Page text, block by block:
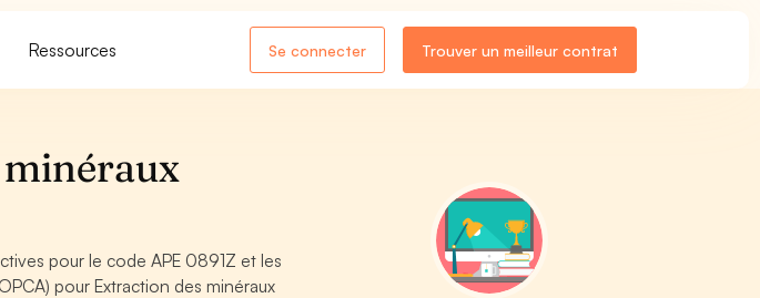
Ressources Se connecter Trouver un meilleur contrat
pour le code APE 0891Z et les
pour Extraction des minéraux